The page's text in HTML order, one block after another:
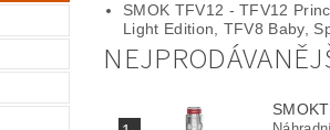
SMOK TFV12 - TFV12
Light Edition, TFV8 Baby,